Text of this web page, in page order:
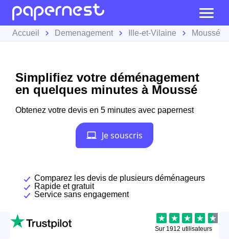
Accueil Demenagement Ille-et-Vilaine Moussé